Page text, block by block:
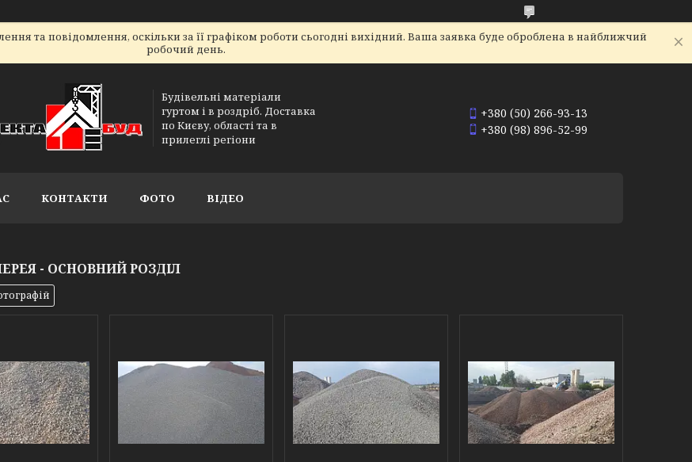
та повідомлення, оскільки за її графіком роботи сьогодні вихідний. Ваша заявка буде оброблена в найближчий
робочий день.
Будівельні матеріали
гуртом і в роздріб. Доставка
по Києву, області та в
прилеглі регіони
+380 (50) 266-93-13
+380 (98) 896-52-99
КОНТАКТИ ФОТО ВІДЕО
- ОСНОВНИЙ РОЗДІЛ